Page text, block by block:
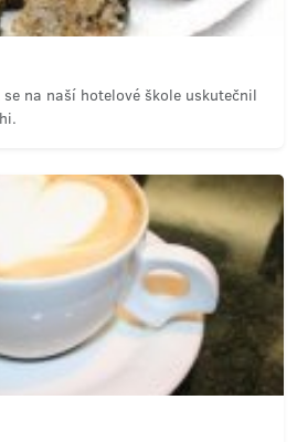
na naší hotelové škole uskutečnil